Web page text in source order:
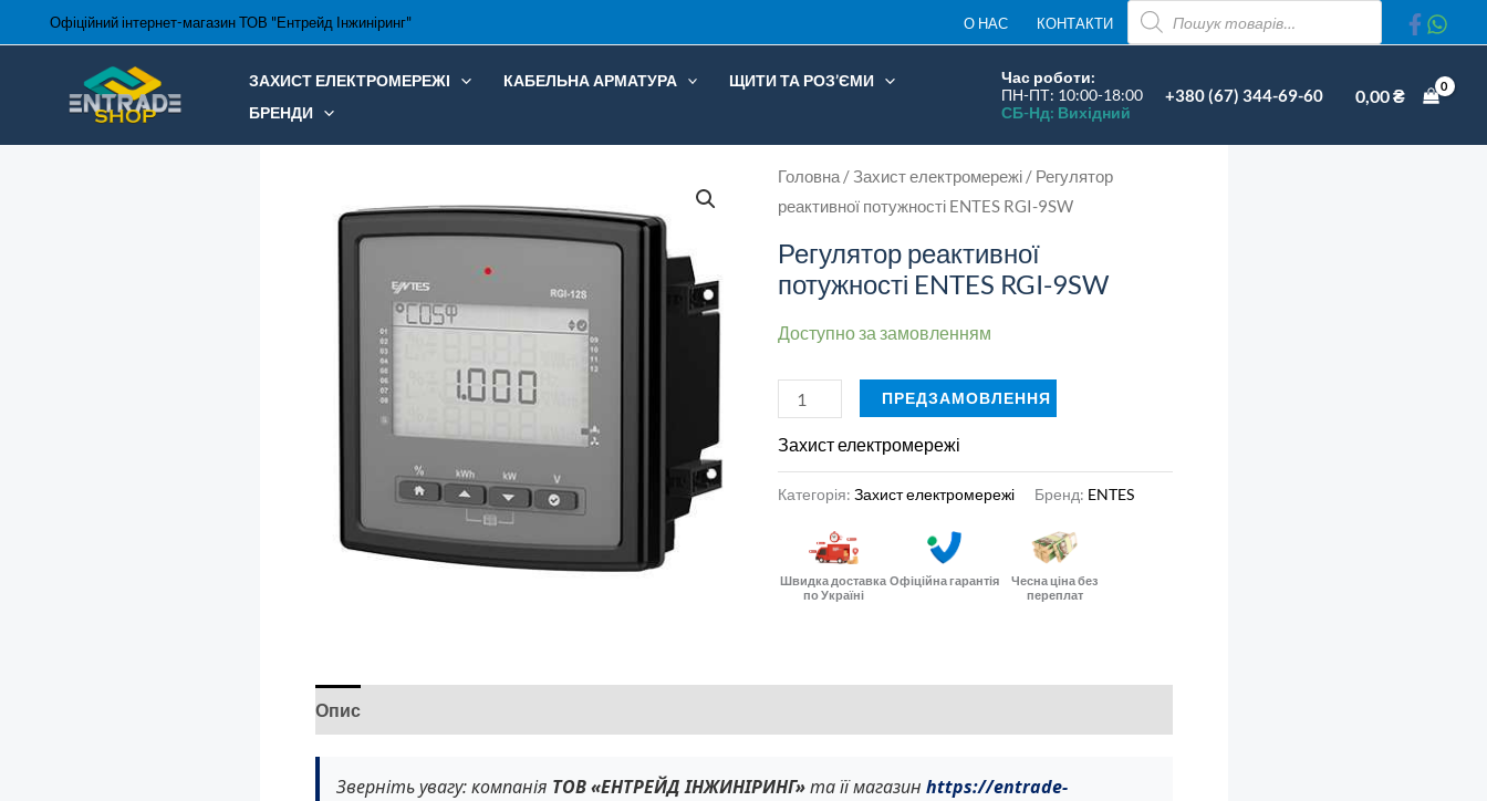
Перейти
до
Офіційний інтернет-магазин ТОВ "Ентрейд Інжиніринг" О НАС КОНТАКТИ
ПОШУК
ТОВАРІВ
ЗАХИСТ ЕЛЕКТРОМЕРЕЖІ КАБЕЛЬНА АРМАТУРА
ЩИТИ ТА РОЗ’ЄМИ
БРЕНДИ
Час роботи:
ПН-ПТ: 10:00-18:00
СБ-Нд: Вихідний
+380 (67) 344-69-60 0,00₴
Головна /Захист електромережі / Регулятор
реактивної потужності ENTES RGI-9SW
Регулятор реактивної
потужності ENTES RGI-9SW
Доступно за замовленням
Регулятор
реактивної
потужності
ENTES
9SW
ПРЕДЗАМОВЛЕННЯ
Захист електромережі
Категорія: Захист електромережі Бренд: ENTES
Швидка доставка
по Україні
Офіційна гарантія
Чесна ціна без
переплат
Опис
Зверніть увагу: компанія ТОВ «ЕНТРЕЙД ІНЖИНІРИНГ»та її магазин https://entrade-